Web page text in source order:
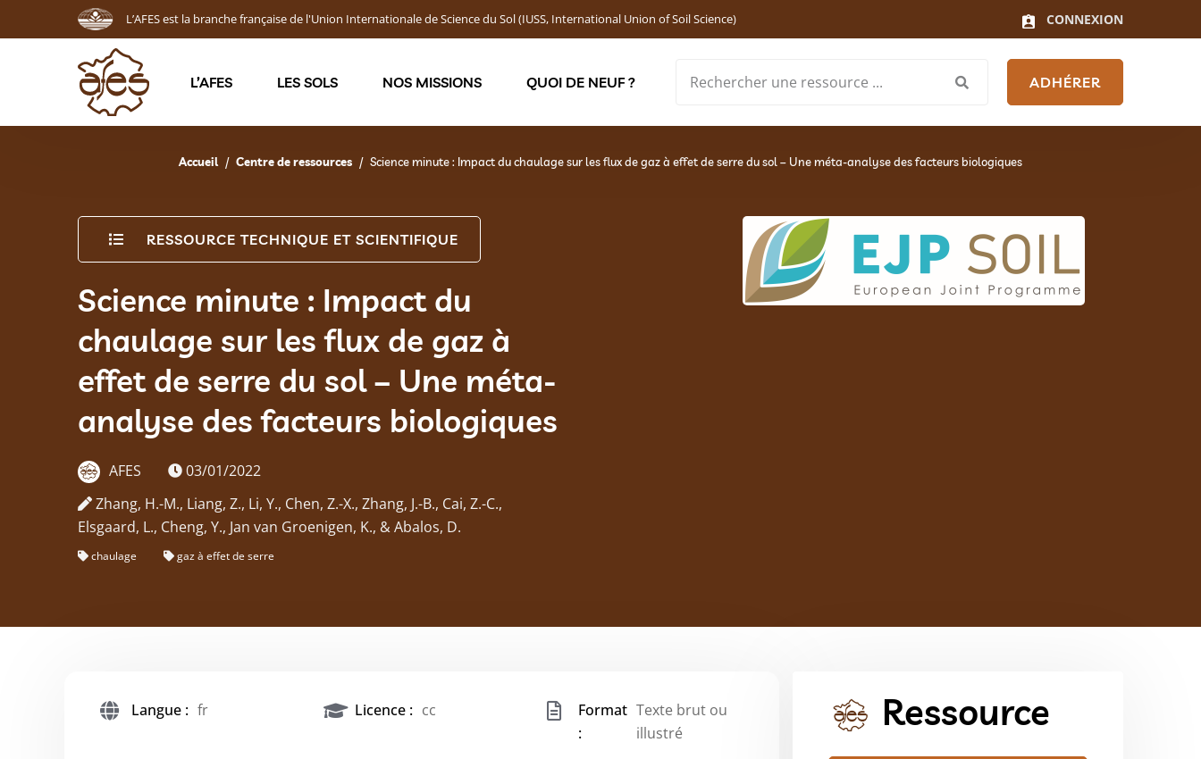
L’AFES est la branche française de l'Union Internationale de Science du Sol (IUSS, International Union of Soil Science) CONNEXION
L’AFES LES SOLS NOS MISSIONS QUOI DE NEUF ? ADHÉRER
Accueil Centre de ressources Science minute : Impact du chaulage sur les flux de gaz à effet de serre du sol – Une méta-analyse des facteurs biologiques
RESSOURCE TECHNIQUE ET SCIENTIFIQUE
Science minute : Impact du
chaulage sur les flux de gaz à
effet de serre du sol – Une méta-
analyse des facteurs biologiques
AFES
03/01/2022
Zhang, H.-M., Liang, Z., Li, Y., Chen, Z.-X., Zhang, J.-B., Cai, Z.-C.,
Elsgaard, L., Cheng, Y., Jan van Groenigen, K., & Abalos, D.
chaulage gaz à effet de serre
Langue : fr Licence : cc
Format
:
Texte brut ou
illustré
Ressource